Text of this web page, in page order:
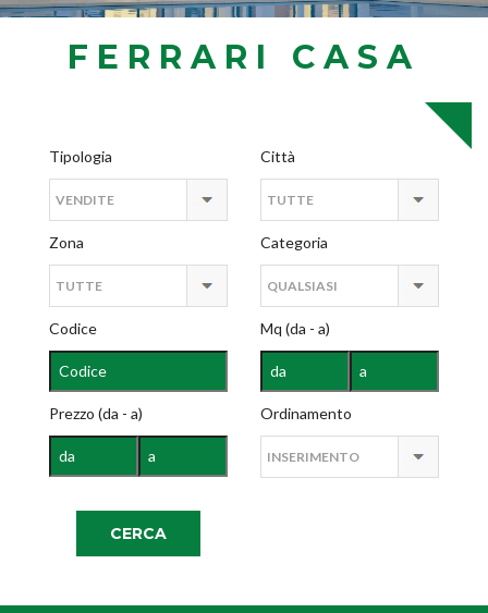
FERRARI CASA
Tipologia Città
Zona Categoria
Codice Mq (da - a)
Prezzo (da - a) Ordinamento
CERCA